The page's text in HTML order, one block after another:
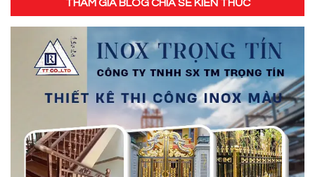
THAM GIA BLOG CHIA SẺ KIẾN THỨC